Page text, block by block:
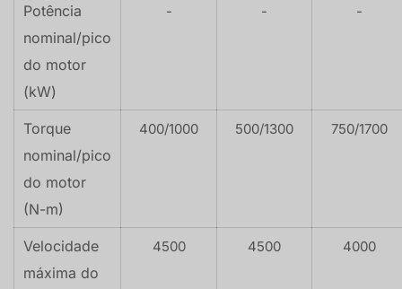
Potência
nominal/pico
do motor
(kW)
- - -
Torque
nominal/pico
do motor
(N-m)
400/1000 500/1300 750/1700
Velocidade
máxima do
4500 4500 4000